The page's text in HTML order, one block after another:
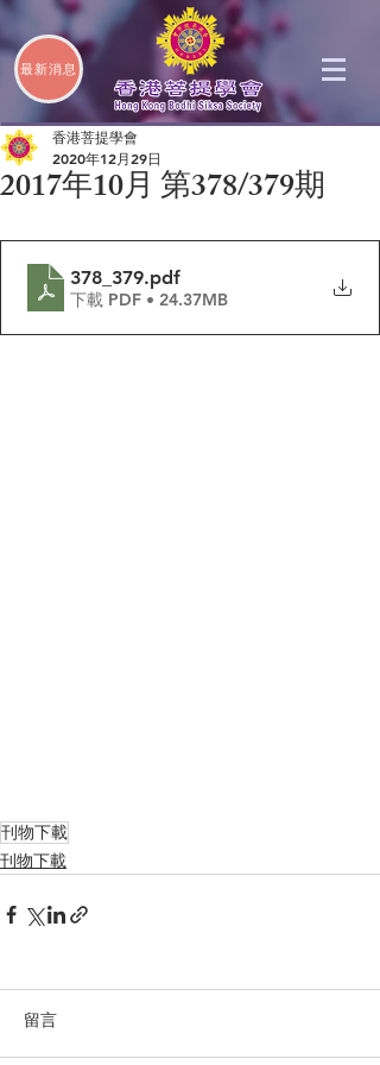
最新消息
2017年10月 第378/379期
香港菩提學會
2020年12月29日
378_379.pdf
下載 PDF • 24.37MB
刊物下載
刊物下載
留言